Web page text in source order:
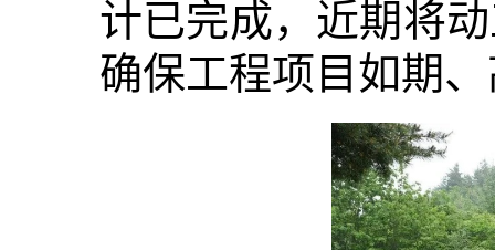
计已完成，近期将
确保工程项目如期